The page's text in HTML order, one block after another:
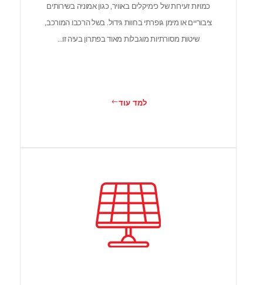
כמויות זעירות של כימיקלים באוויר, כגון אמוניה בשירותים
ציבוריים או מימן גופרתי בחוות גידול. בשל הרכבו המורכב,
שיטות מסורתיות מוגבלות מאוד בפתרון בעיה זו…
למד עוד